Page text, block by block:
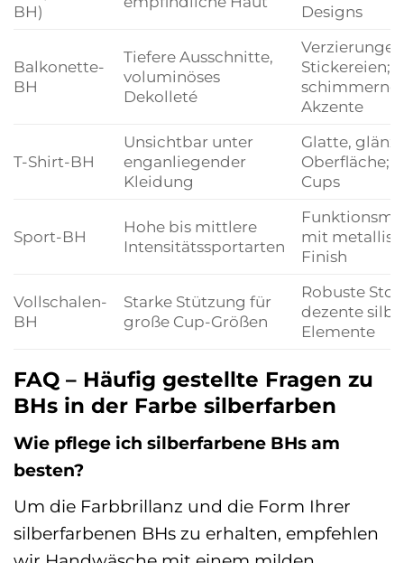
BH)
Designs
Balkonette-
BH
Tiefere Ausschnitte,
voluminöses
Dekolleté
Stickereien;
Akzente
T-Shirt-BH
Unsichtbar unter
enganliegender
Kleidung
Glatte,
Oberfläche;
Cups
Sport-BH
Hohe bis mittlere
Intensitätssportarten
mit
Finish
Vollschalen-
BH
Starke Stützung für
große Cup-Größen
Robuste
dezente
Elemente
FAQ – Häufig gestellte Fragen zu
BHs in der Farbe silberfarben
Wie pflege ich silberfarbene BHs am
besten?
Um die Farbbrillanz und die Form Ihrer
silberfarbenen BHs zu erhalten, empfehlen